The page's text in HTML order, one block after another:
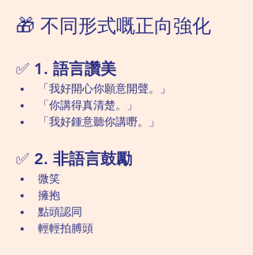
🎁 不同形式嘅正向強化
✅ 1. 語言讚美
「我好開心你願意開聲。」
「你講得真清楚。」
「我好鍾意聽你講嘢。」
✅ 2. 非語言鼓勵
微笑
擁抱
點頭認同
輕輕拍膊頭